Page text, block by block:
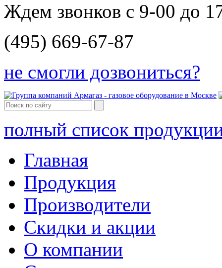
Ждем звонков с 9-00 до
(495) 669-67-87
не смогли дозвониться?
полный список
Главная
Продукция
Производители
Скидки и акции
О компании